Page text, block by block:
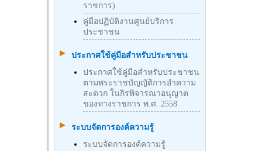
ราชการ)
คู่มือปฏิบัติงานศูนย์บริการ
ประชาชน
ประกาศใช้คู่มือสำหรับประชาชน
ประกาศใช้คู่มือสำหรับประชาชน
ตามพระราชบัญญัติการอำความ
สะดวก ในกิรพิจารณาอนุญาต
ของทางราชการ พ.ศ. 2558
ระบบจัดการองค์ความรู้
ระบบจัดการองค์ความรู้